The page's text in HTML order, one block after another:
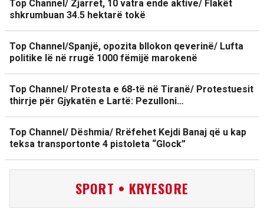
Top Channel/ Zjarret, 10 vatra ende aktive/ Flakët
shkrumbuan 34.5 hektarë tokë
Top Channel/Spanjë, opozita bllokon qeverinë/ Lufta
politike lë në rrugë 1000 fëmijë marokenë
Top Channel/ Protesta e 68-të në Tiranë/ Protestuesit
thirrje për Gjykatën e Lartë: Pezulloni…
Top Channel/ Dëshmia/ Rrëfehet Kejdi Banaj që u kap
teksa transportonte 4 pistoleta “Glock”
SPORT • KRYESORE